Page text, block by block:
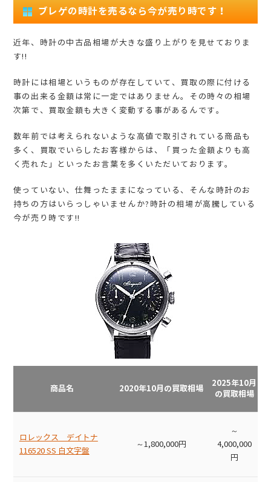
ブレゲの時計を売るなら今が売り時です！
近年、時計の中古品相場が大きな盛り上がりを見せておりま
す!!
時計には相場というものが存在していて、買取の際に付ける
事の出来る金額は常に一定ではありません。その時々の相場
次第で、買取金額も大きく変動する事があるんです。
数年前では考えられないような高値で取引されている商品も
多く、買取でいらしたお客様からは、「買った金額よりも高
く売れた」といったお言葉を多くいただいております。
使っていない、仕舞ったままになっている、そんな時計のお
持ちの方はいらっしゃいませんか?時計の相場が高騰している
今が売り時です!!
商品名 2020年10月の買取相場
2025年10月
の買取相場
ロレックス デイトナ
116520 SS 白文字盤
～1,800,000円
～
4,000,000
円